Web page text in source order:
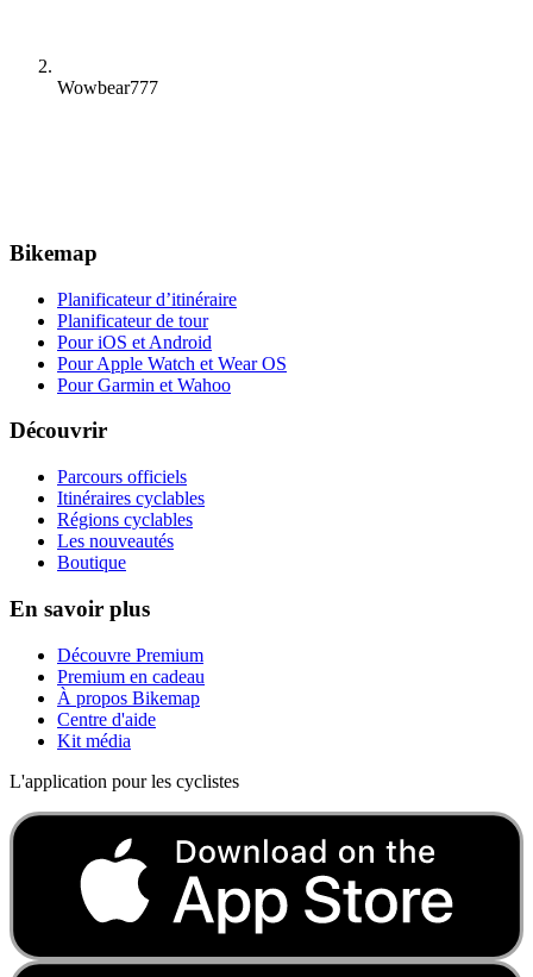
Wowbear777
Bikemap
Planificateur d’itinéraire
Planificateur de tour
Pour iOS et Android
Pour Apple Watch et Wear OS
Pour Garmin et Wahoo
Découvrir
Parcours officiels
Itinéraires cyclables
Régions cyclables
Les nouveautés
Boutique
En savoir plus
Découvre Premium
Premium en cadeau
À propos Bikemap
Centre d'aide
Kit média
L'application pour les cyclistes